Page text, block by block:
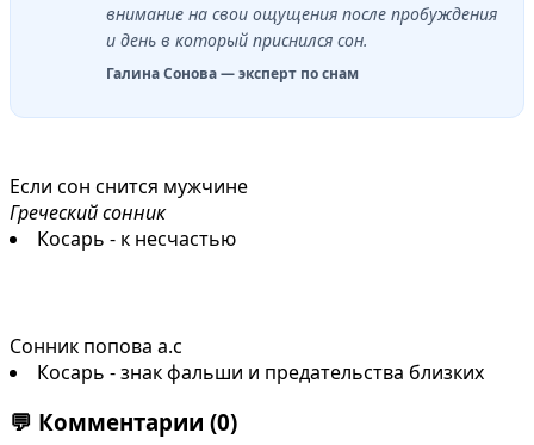
внимание на свои ощущения после пробуждения
и день в который приснился сон.
Галина Сонова — эксперт по снам
Если сон снится мужчине
Греческий сонник
Косарь - к несчастью
Сонник попова а.с
Косарь - знак фальши и предательства близких
💬 Комментарии (0)